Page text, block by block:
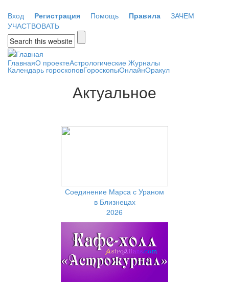
Вход
Регистрация Помощь Правила
ЗАЧЕМ
УЧАСТВОВАТЬ
Форма поиска
ГлавнаяО проектеАстрологические Журналы
Календарь гороскоповГороскопыОнлайнОракул
Актуальное
Соединение Марса с Ураном
в Близнецах
2026